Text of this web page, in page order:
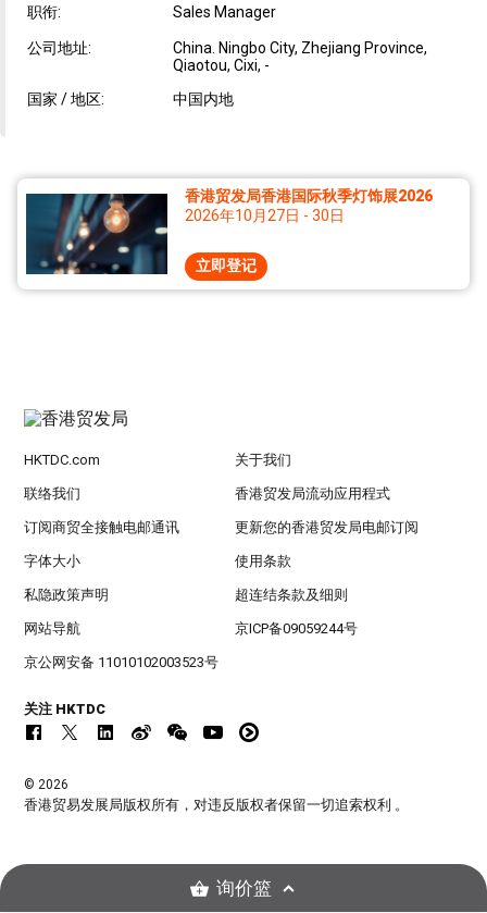
职衔: Sales Manager
公司地址:
China. Ningbo City, Zhejiang Province,
Qiaotou, Cixi, -
国家 / 地区:
中国内地
香港贸发局香港国际秋季灯饰展2026
2026年10月27日 - 30日
立即登记
HKTDC.com 关于我们
联络我们 香港贸发局流动应用程式
订阅商贸全接触电邮通讯 更新您的香港贸发局电邮订阅
字体大小 使用条款
私隐政策声明 超连结条款及细则
网站导航 京ICP备09059244号
京公网安备 11010102003523号
关注 HKTDC
© 2026
香港贸易发展局版权所有，对违反版权者保留一切追索权利 。
询价篮